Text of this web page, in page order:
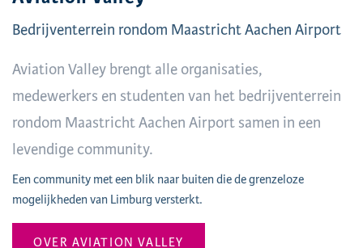
Bedrijventerrein rondom Maastricht Aachen Airport
Aviation Valley brengt alle organisaties,
medewerkers en studenten van het bedrijventerrein
rondom Maastricht Aachen Airport samen in een
levendige community.
Een community met een blik naar buiten die de grenzeloze
mogelijkheden van Limburg versterkt.
OVER AVIATION VALLEY